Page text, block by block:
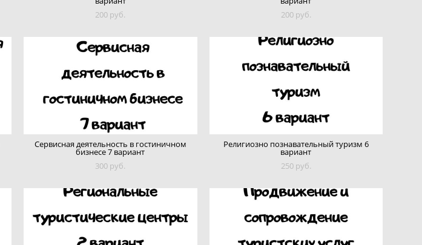
200 pуб.
200 pуб.
Сервисная деятельность в гостиничном
бизнесе 7 вариант
300 pуб.
Религиозно познавательный туризм 6
вариант
250 pуб.